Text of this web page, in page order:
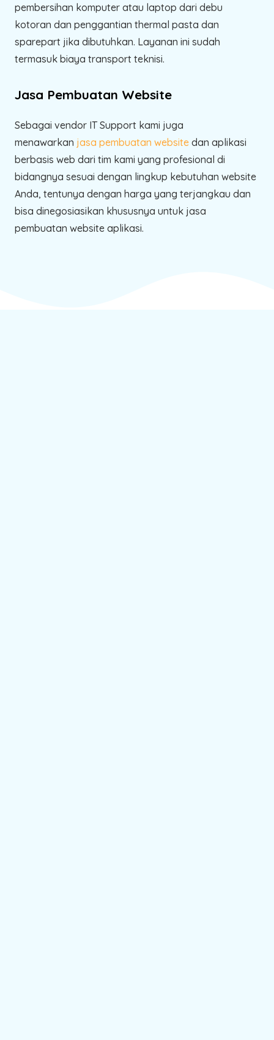
pembersihan komputer atau laptop dari debu
kotoran dan penggantian thermal pasta dan
sparepart jika dibutuhkan. Layanan ini sudah
termasuk biaya transport teknisi.
Jasa Pembuatan Website
Sebagai vendor IT Support kami juga
menawarkan jasa pembuatan website dan aplikasi
berbasis web dari tim kami yang profesional di
bidangnya sesuai dengan lingkup kebutuhan website
Anda, tentunya dengan harga yang terjangkau dan
bisa dinegosiasikan khususnya untuk jasa
pembuatan website aplikasi.